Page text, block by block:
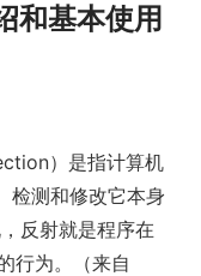
和基本使用
）是指计算机
检测和修改它本身
反射就是程序在
行为。（来自